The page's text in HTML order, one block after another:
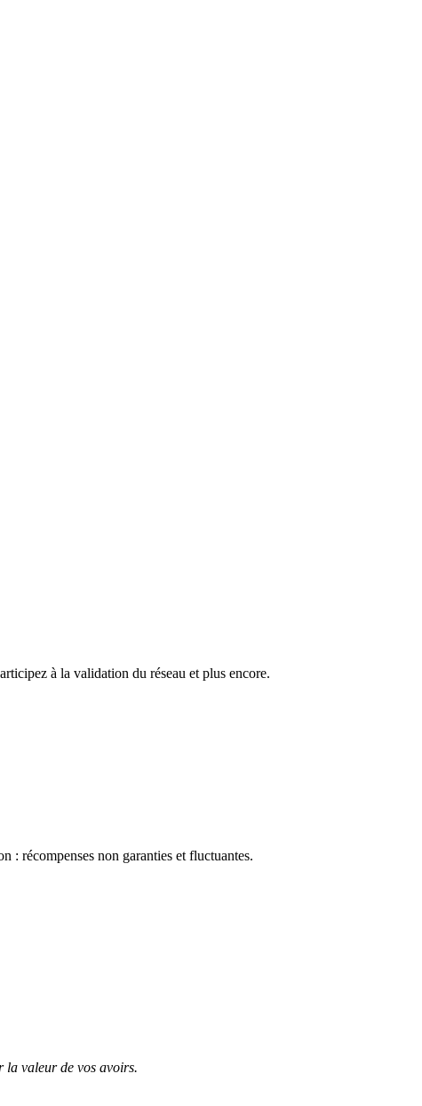
à la validation du réseau et plus encore.
: récompenses non garanties et fluctuantes.
la valeur de vos avoirs.